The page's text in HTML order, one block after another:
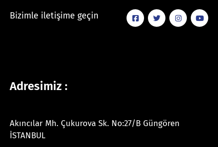
Bizimle iletişime geçin
Adresimiz :
Akıncılar Mh. Çukurova Sk. No:27/B Güngören
İSTANBUL